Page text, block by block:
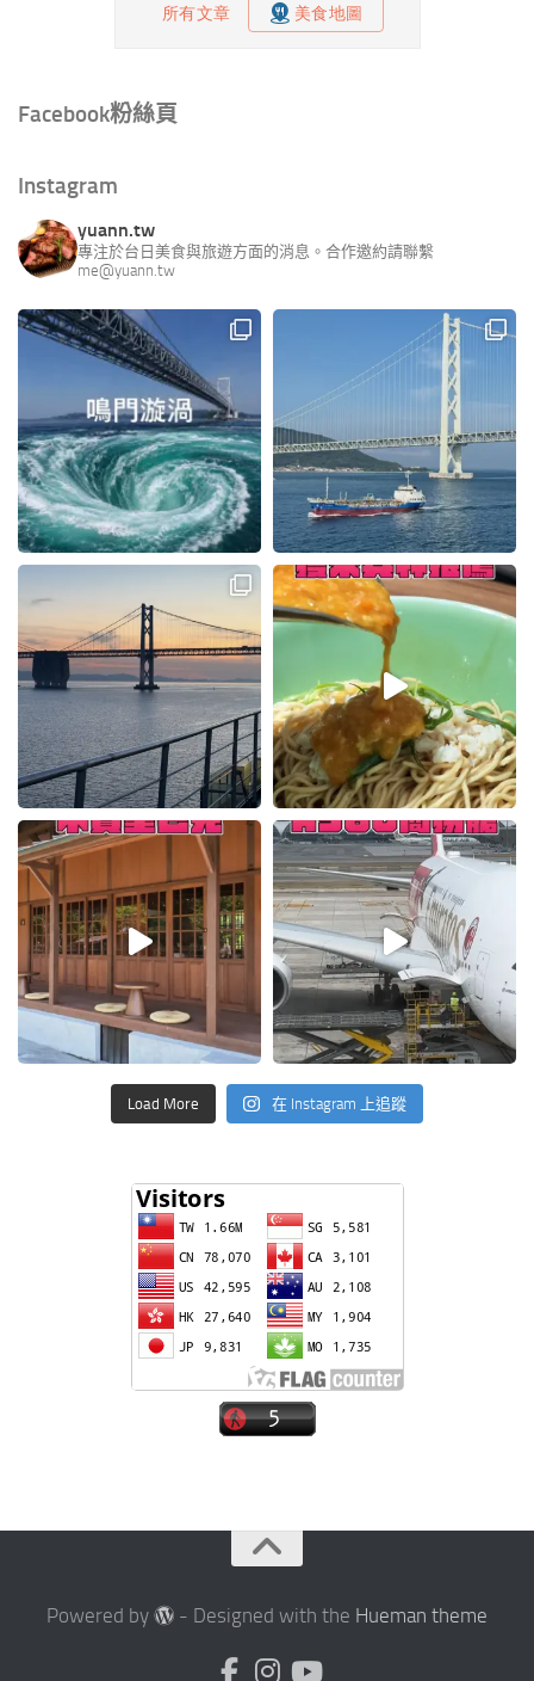
Facebook粉絲頁
Instagram
yuann.tw
專注於台日美食與旅遊方面的消息。合作邀約請聯繫
me@yuann.tw
Load More 在 Instagram 上追蹤
Powered by - Designed with the Hueman theme